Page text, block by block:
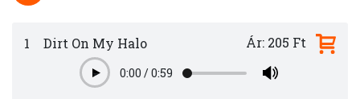
1 Dirt On My Halo
Play0:00 /0:59
Ár: 205 Ft